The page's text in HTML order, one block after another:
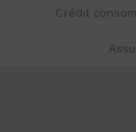
Crédit